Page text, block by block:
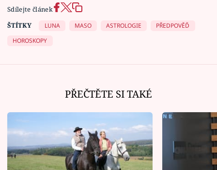
Sdílejte článek
ŠTÍTKY
LUNA MASO ASTROLOGIE
PŘEDPOVĚĎ
HOROSKOPY
PŘEČTĚTE SI TAKÉ